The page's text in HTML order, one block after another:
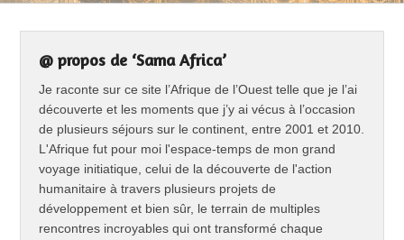
@ propos de ‘Sama Africa’
Je raconte sur ce site l’Afrique de l’Ouest telle que je l’ai
découverte et les moments que j’y ai vécus à l’occasion
de plusieurs séjours sur le continent, entre 2001 et 2010.
L'Afrique fut pour moi l'espace-temps de mon grand
voyage initiatique, celui de la découverte de l'action
humanitaire à travers plusieurs projets de
développement et bien sûr, le terrain de multiples
rencontres incroyables qui ont transformé chaque